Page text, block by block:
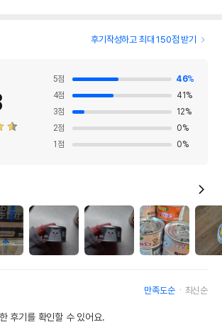
후기작성하고 최대 150점 받기
5점 46%
4점 41 %
3점 12%
2점 0%
1 점 0%
만족도순 최신순
후기를 확인할 수 있어요.